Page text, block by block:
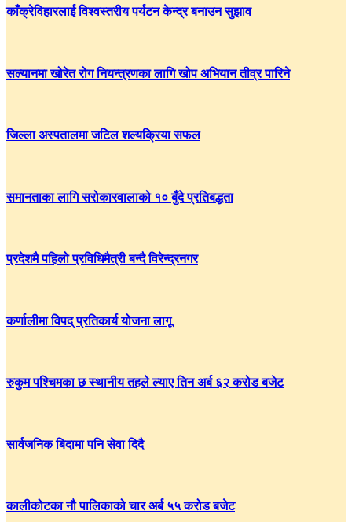
काँक्रेविहारलाई विश्वस्तरीय पर्यटन केन्द्र बनाउन सुझाव
सल्यानमा खोरेत रोग नियन्त्रणका लागि खोप अभियान तीव्र पारिने
जिल्ला अस्पतालमा जटिल शल्यक्रिया सफल
समानताका लागि सरोकारवालाको १० बुँदे प्रतिबद्धता
प्रदेशमै पहिलो प्रविधिमैत्री बन्दै विरेन्द्रनगर
कर्णालीमा विपद् प्रतिकार्य योजना लागू
रुकुम पश्चिमका छ स्थानीय तहले ल्याए तिन अर्ब ६२ करोड बजेट
सार्वजनिक बिदामा पनि सेवा दिदै
कालीकोटका नौ पालिकाको चार अर्ब ५५ करोड बजेट